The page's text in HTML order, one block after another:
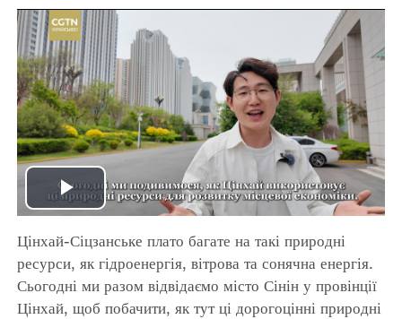
Play
Video
Цінхай-Сіцзанське плато багате на такі природні
ресурси, як гідроенергія, вітрова та сонячна енергія.
Сьогодні ми разом відвідаємо місто Сінін у провінції
Цінхай, щоб побачити, як тут ці дорогоцінні природні